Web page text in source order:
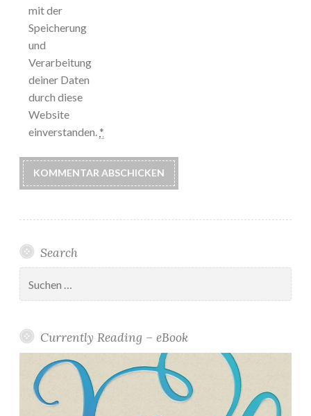
mit der
Speicherung
und
Verarbeitung
deiner Daten
durch diese
Website
einverstanden. *
Search
nach:
Currently Reading – eBook